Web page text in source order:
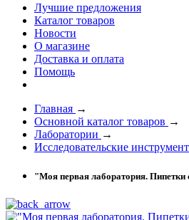
Лучшие предложения
Каталог товаров
Новости
О магазине
Доставка и оплата
Помощь
Главная →
Основной каталог товаров →
Лаборатории →
Исследовательские
"Моя первая лаборатория. Пипетки